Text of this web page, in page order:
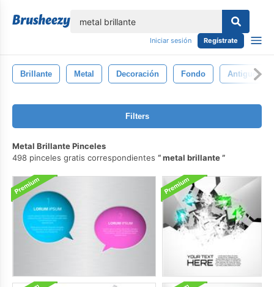
Iniciar sesión Regístrate
Brillante Metal Decoración Fondo Antiguo
Filters
Metal Brillante Pinceles
498 pinceles gratis correspondientes
metal brillante